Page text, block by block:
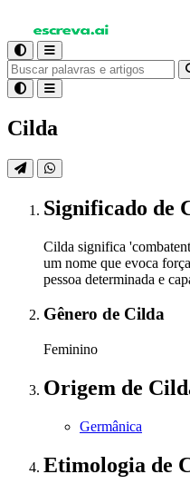
Cilda
Significado de
Cilda significa
um nome que evoca
pessoa determinada e
Gênero de Cilda
Feminino
Origem de
Germânica
Etimologia de